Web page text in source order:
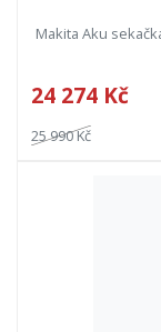
Makita Aku
24 274 Kč
25 990 Kč